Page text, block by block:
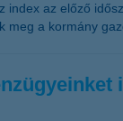
index az előző
a kormány